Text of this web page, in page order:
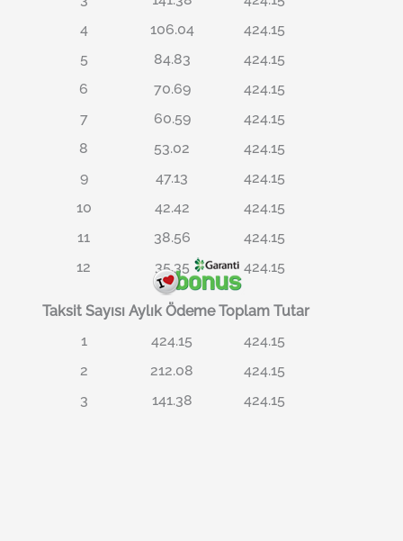
4
106.04
424.15
5
84.83
424.15
6
70.69
424.15
7
60.59
424.15
8
53.02
424.15
9
47.13
424.15
10
42.42
424.15
11
38.56
424.15
12
35.35 424.15
Taksit Sayısı Aylık Ödeme Toplam Tutar
1
424.15
424.15
2
212.08
424.15
3
141.38 424.15